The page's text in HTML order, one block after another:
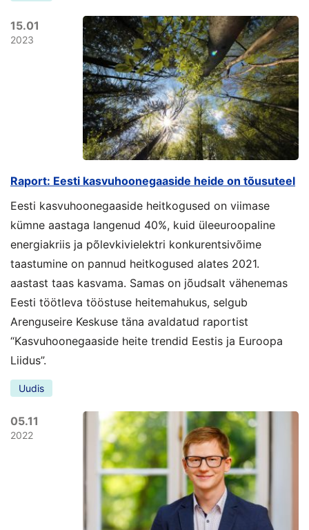
15.01
2023
Raport: Eesti kasvuhoonegaaside heide on tõusuteel
Eesti kasvuhoonegaaside heitkogused on viimase
kümne aastaga langenud 40%, kuid üleeuroopaline
energiakriis ja põlevkivielektri konkurentsivõime
taastumine on pannud heitkogused alates 2021.
aastast taas kasvama. Samas on jõudsalt vähenemas
Eesti töötleva tööstuse heitemahukus, selgub
Arenguseire Keskuse täna avaldatud raportist
“Kasvuhoonegaaside heite trendid Eestis ja Euroopa
Liidus”.
Uudis
05.11
2022